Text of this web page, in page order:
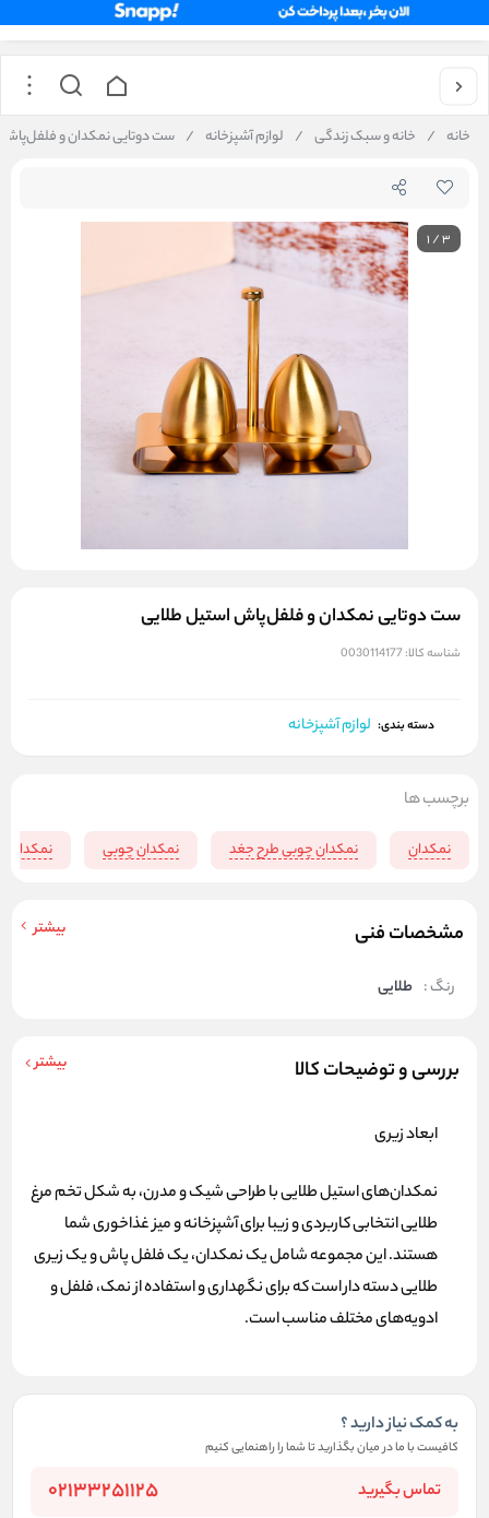
خانه / خانه و سبک زندگی / لوازم آشپزخانه / ست دوتایی نمکدان و
1/3
ست دوتایی نمکدان و فلفل‌پاش استیل طلایی
شناسه کالا: 0030114177
دسته بندی: لوازم آشپزخانه
مشخصات فنی بیشتر
رنگ : طلایی
بررسی و توضیحات کالا بیشتر
ابعاد زیری
نمکدان‌های استیل طلایی با طراحی شیک و مدرن، به شکل تخم مرغ
طلایی انتخابی کاربردی و زیبا برای آشپزخانه و میز غذاخوری شما
هستند. این مجموعه شامل یک نمکدان، یک فلفل پاش و یک زیری
طلایی دسته دار است که برای نگهداری و استفاده از نمک، فلفل و
ادویه‌های مختلف مناسب است.
به کمک نیاز دارید ؟
کافیست با ما در میان بگذارید تا شما را راهنمایی کنیم
تماس بگیرید 02133251125
برچسب ها
نمکدان نمکدان چوبی طرح جغد نمکدان چوبی نمکدان